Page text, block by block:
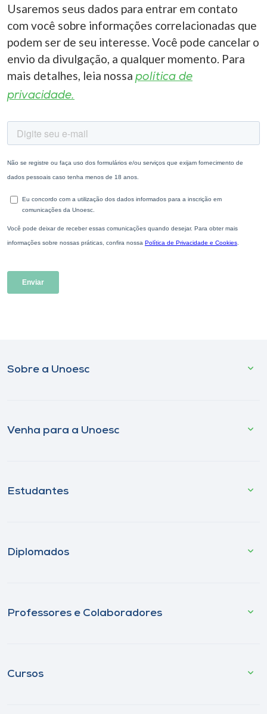
Usaremos seus dados para entrar em contato
com você sobre informações correlacionadas que
podem ser de seu interesse. Você pode cancelar o
envio da divulgação, a qualquer momento. Para
mais detalhes, leia nossa política de
privacidade.
Sobre a Unoesc
Venha para a Unoesc
Estudantes
Diplomados
Professores e Colaboradores
Cursos